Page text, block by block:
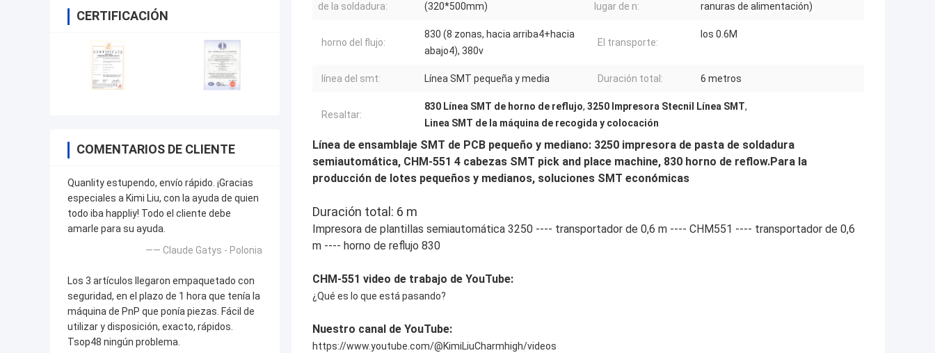
CERTIFICACIÓN
COMENTARIOS DE CLIENTE
Quanlity estupendo, envío rápido. ¡Gracias
especiales a Kimi Liu, con la ayuda de quien
todo iba happliy! Todo el cliente debe
amarle para su ayuda.
—— Claude Gatys - Polonia
Los 3 artículos llegaron empaquetado con
seguridad, en el plazo de 1 hora que tenía la
máquina de PnP que ponía piezas. Fácil de
utilizar y disposición, exacto, rápidos.
Tsop48 ningún problema.
de la soldadura:
(320*500mm)
lugar de n:
ranuras de alimentación)
horno del flujo:
830 (8 zonas, hacia arriba4+hacia
abajo4), 380v
El transporte:
los 0.6M
línea del smt: Línea SMT pequeña y media Duración total: 6 metros
Resaltar:
830 Línea SMT de horno de reflujo, 3250 Impresora Stecnil Línea SMT,
Linea SMT de la máquina de recogida y colocación
Línea de ensamblaje SMT de PCB pequeño y mediano: 3250 impresora de pasta de soldadura
semiautomática, CHM-551 4 cabezas SMT pick and place machine, 830 horno de reflow.Para la
producción de lotes pequeños y medianos, soluciones SMT económicas
Duración total: 6 m
Impresora de plantillas semiautomática 3250 ---- transportador de 0,6 m ---- CHM551 ---- transportador de 0,6
m ---- horno de reflujo 830
CHM-551 video de trabajo de YouTube:
¿Qué es lo que está pasando?
Nuestro canal de YouTube:
https://www.youtube.com/@KimiLiuCharmhigh/videos